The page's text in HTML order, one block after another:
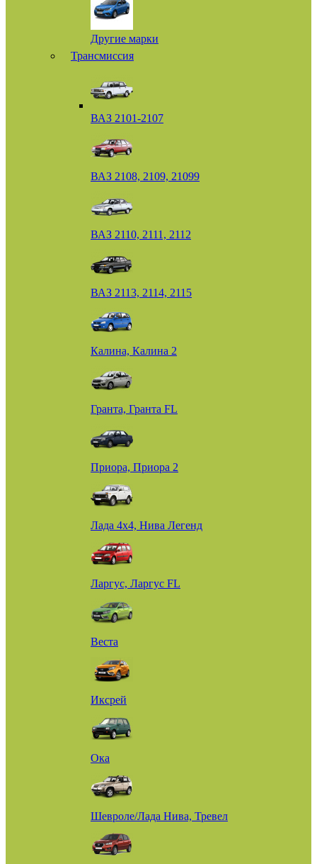
Другие марки
Трансмиссия
ВАЗ 2101-2107
ВАЗ 2108, 2109, 21099
ВАЗ 2110, 2111, 2112
ВАЗ 2113, 2114, 2115
Калина, Калина 2
Гранта, Гранта FL
Приора, Приора 2
Лада 4х4, Нива Легенд
Ларгус, Ларгус FL
Веста
Иксрей
Ока
Шевроле/Лада Нива, Тревел